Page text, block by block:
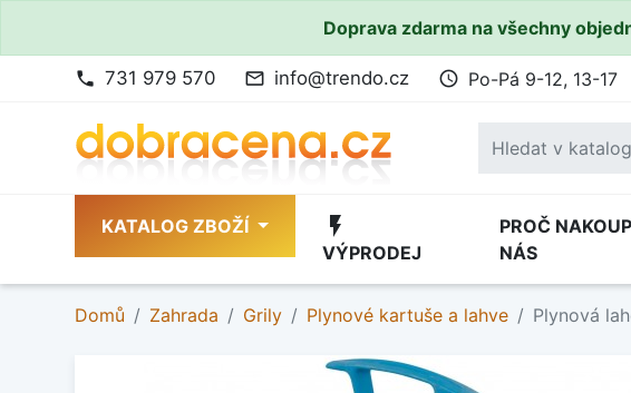
Doprava zdarma na všechny
phone 731 979 570 mail_outline info@trendo.cz access_time Po-Pá 9-12, 13-17
KATALOG ZBOŽÍ flash_on
VÝPRODEJ
PROČ
NÁS
Domů Zahrada Grily Plynové kartuše a lahve Plynová